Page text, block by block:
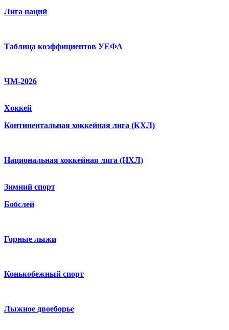
Лига наций
Таблица коэффициентов УЕФА
ЧМ-2026
Хоккей
Континентальная хоккейная лига (КХЛ)
Национальная хоккейная лига (НХЛ)
Зимний спорт
Бобслей
Горные лыжи
Конькобежный спорт
Лыжное двоеборье